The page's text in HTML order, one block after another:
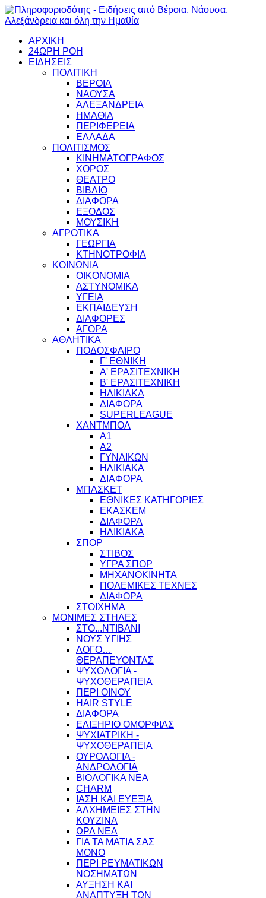
ΑΡΧΙΚΗ
24ΩΡΗ ΡΟΗ
ΕΙΔΗΣΕΙΣ
ΠΟΛΙΤΙΚΗ
ΒΕΡΟΙΑ
ΝΑΟΥΣΑ
ΑΛΕΞΑΝΔΡΕΙΑ
ΗΜΑΘΙΑ
ΠΕΡΙΦΕΡΕΙΑ
ΕΛΛΑΔΑ
ΠΟΛΙΤΙΣΜΟΣ
ΚΙΝΗΜΑΤΟΓΡΑΦΟΣ
ΧΟΡΟΣ
ΘΕΑΤΡΟ
ΒΙΒΛΙΟ
ΔΙΑΦΟΡΑ
ΕΞΟΔΟΣ
ΜΟΥΣΙΚΗ
ΑΓΡΟΤΙΚΑ
ΓΕΩΡΓΙΑ
ΚΤΗΝΟΤΡΟΦΙΑ
ΚΟΙΝΩΝΙΑ
ΟΙΚΟΝΟΜΙΑ
ΑΣΤΥΝΟΜΙΚΑ
ΥΓΕΙΑ
ΕΚΠΑΙΔΕΥΣΗ
ΔΙΑΦΟΡΕΣ
ΑΓΟΡΑ
ΑΘΛΗΤΙΚΑ
ΠΟΔΟΣΦΑΙΡΟ
Γ' ΕΘΝΙΚΗ
Α' ΕΡΑΣΙΤΕΧΝΙΚΗ
Β' ΕΡΑΣΙΤΕΧΝΙΚΗ
ΗΛΙΚΙΑΚΑ
ΔΙΑΦΟΡΑ
SUPERLEAGUE
ΧΑΝΤΜΠΟΛ
Α1
Α2
ΓΥΝΑΙΚΩΝ
ΗΛΙΚΙΑΚΑ
ΔΙΑΦΟΡΑ
ΜΠΑΣΚΕΤ
ΕΘΝΙΚΕΣ ΚΑΤΗΓΟΡΙΕΣ
ΕΚΑΣΚΕΜ
ΔΙΑΦΟΡΑ
ΗΛΙΚΙΑΚΑ
ΣΠΟΡ
ΣΤΙΒΟΣ
ΥΓΡΑ ΣΠΟΡ
ΜΗΧΑΝΟΚΙΝΗΤΑ
ΠΟΛΕΜΙΚΕΣ ΤΕΧΝΕΣ
ΔΙΑΦΟΡΑ
ΣΤΟΙΧΗΜΑ
ΜΟΝΙΜΕΣ ΣΤΗΛΕΣ
ΣΤΟ...ΝΤΙΒΑΝΙ
ΝΟΥΣ ΥΓΙΗΣ
ΛΟΓΟ…
ΘΕΡΑΠΕΥΟΝΤΑΣ
ΨΥΧΟΛΟΓΙΑ -
ΨΥΧΟΘΕΡΑΠΕΙΑ
ΠΕΡΙ ΟΙΝΟΥ
HAIR STYLE
ΔΙΑΦΟΡΑ
ΕΛΙΞΗΡΙΟ ΟΜΟΡΦΙΑΣ
ΨΥΧΙΑΤΡΙΚΗ -
ΨΥΧΟΘΕΡΑΠΕΙΑ
ΟΥΡΟΛΟΓΙΑ -
ΑΝΔΡΟΛΟΓΙΑ
ΒΙΟΛΟΓΙΚΑ ΝΕΑ
CHARM
ΙΑΣΗ ΚΑΙ ΕΥΕΞΙΑ
ΑΛΧΗΜΕΙΕΣ ΣΤΗΝ
ΚΟΥΖΙΝΑ
ΩΡΛ ΝEA
ΓΙΑ ΤΑ ΜΑΤΙΑ ΣΑΣ
ΜΟΝΟ
ΠΕΡΙ ΡΕΥΜΑΤΙΚΩΝ
ΝΟΣΗΜΑΤΩΝ
ΑΥΞΗΣΗ ΚΑΙ
ΑΝΑΠΤΥΞΗ ΤΩΝ